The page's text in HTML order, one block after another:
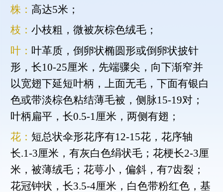
株： 高达5米；
枝： 小枝粗，微被灰棕色绒毛；
叶： 叶革质，倒卵状椭圆形或倒卵状披针
形，长10-25厘米，先端骤尖，向下渐窄并
以宽翅下延短叶柄，上面无毛，下面有银白
色或带淡棕色粘结薄毛被，侧脉15-19对；
叶柄扁平，长0.5-1厘米，两侧有翅；
花： 短总状伞形花序有12-15花，花序轴
长.1-3厘米，有灰白色绢状毛；花梗长2-3厘
米，被薄绒毛；花萼小，偏斜，有7齿裂；
花冠钟状，长3.5-4厘米，白色带粉红色，基